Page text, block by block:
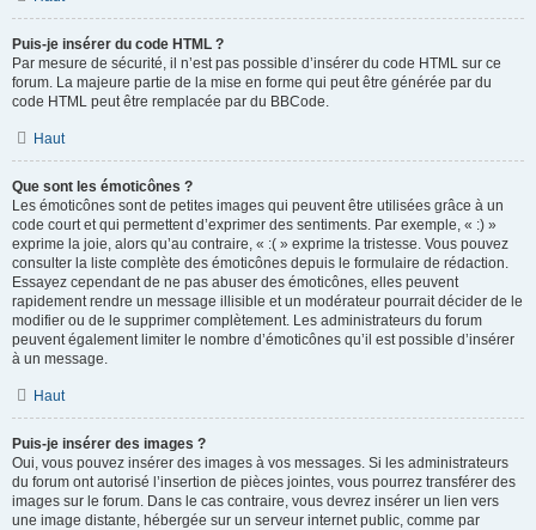
Puis-je insérer du code HTML ?
Par mesure de sécurité, il n’est pas possible d’insérer du code HTML sur ce
forum. La majeure partie de la mise en forme qui peut être générée par du
code HTML peut être remplacée par du BBCode.
Haut
Que sont les émoticônes ?
Les émoticônes sont de petites images qui peuvent être utilisées grâce à un
code court et qui permettent d’exprimer des sentiments. Par exemple, « :) »
exprime la joie, alors qu’au contraire, « :( » exprime la tristesse. Vous pouvez
consulter la liste complète des émoticônes depuis le formulaire de rédaction.
Essayez cependant de ne pas abuser des émoticônes, elles peuvent
rapidement rendre un message illisible et un modérateur pourrait décider de le
modifier ou de le supprimer complètement. Les administrateurs du forum
peuvent également limiter le nombre d’émoticônes qu’il est possible d’insérer
à un message.
Haut
Puis-je insérer des images ?
Oui, vous pouvez insérer des images à vos messages. Si les administrateurs
du forum ont autorisé l’insertion de pièces jointes, vous pourrez transférer des
images sur le forum. Dans le cas contraire, vous devrez insérer un lien vers
une image distante, hébergée sur un serveur internet public, comme par